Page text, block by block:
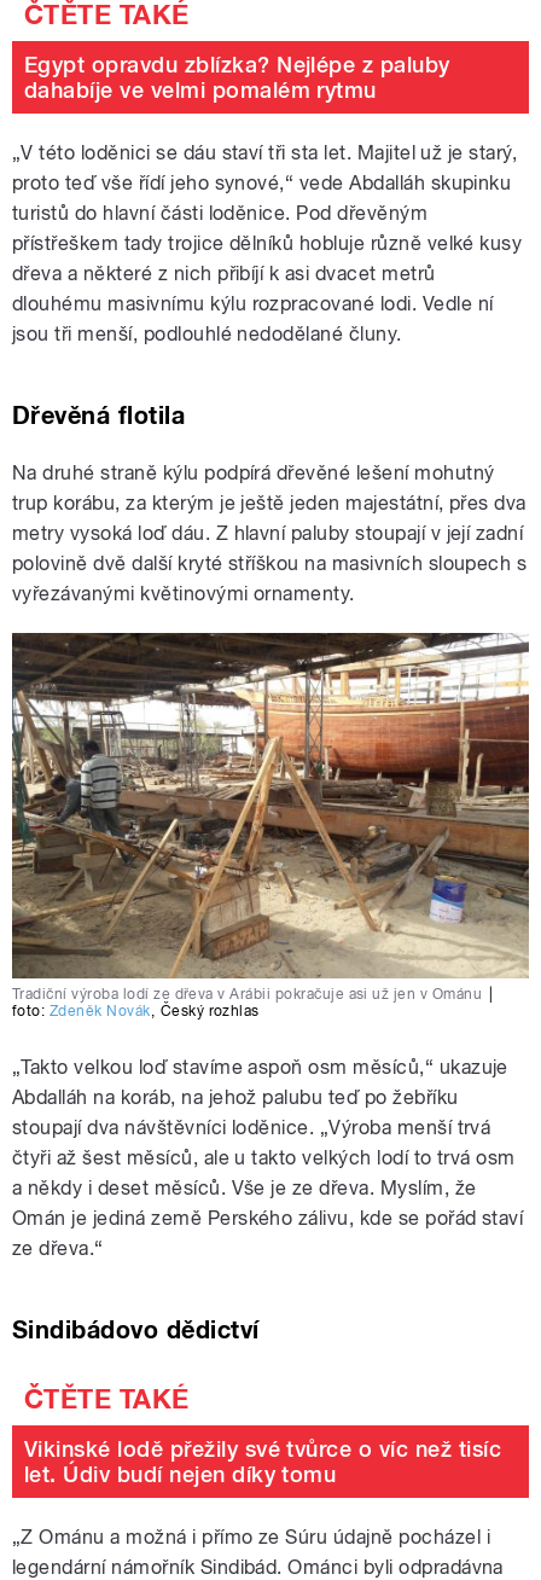
Egypt opravdu zblízka? Nejlépe z paluby
dahabíje ve velmi pomalém rytmu
„V této loděnici se dáu staví tři sta let. Majitel už je starý,
proto teď vše řídí jeho synové,“ vede Abdalláh skupinku
turistů do hlavní části loděnice. Pod dřevěným
přístřeškem tady trojice dělníků hobluje různě velké kusy
dřeva a některé z nich přibíjí k asi dvacet metrů
dlouhému masivnímu kýlu rozpracované lodi. Vedle ní
jsou tři menší, podlouhlé nedodělané čluny.
Dřevěná flotila
Na druhé straně kýlu podpírá dřevěné lešení mohutný
trup korábu, za kterým je ještě jeden majestátní, přes dva
metry vysoká loď dáu. Z hlavní paluby stoupají v její zadní
polovině dvě další kryté stříškou na masivních sloupech s
vyřezávanými květinovými ornamenty.
Tradiční výroba lodí ze dřeva v Arábii pokračuje asi už jen v Ománu
foto: Zdeněk Novák Český rozhlas
„Takto velkou loď stavíme aspoň osm měsíců,“ ukazuje
Abdalláh na koráb, na jehož palubu teď po žebříku
stoupají dva návštěvníci loděnice. „Výroba menší trvá
čtyři až šest měsíců, ale u takto velkých lodí to trvá osm
a někdy i deset měsíců. Vše je ze dřeva. Myslím, že
Omán je jediná země Perského zálivu, kde se pořád staví
ze dřeva.“
Sindibádovo dědictví
Vikinské lodě přežily své tvůrce o víc než tisíc
let. Údiv budí nejen díky tomu
„Z Ománu a možná i přímo ze Súru údajně pocházel i
legendární námořník Sindibád. Ománci byli odpradávna